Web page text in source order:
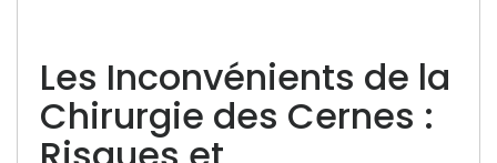
Les Inconvénients de la
Chirurgie des Cernes :